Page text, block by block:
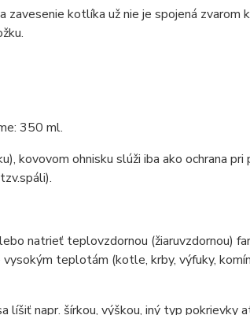
kotlíka už nie je spojená zvarom
350 ml.
kovovom ohnisku slúži iba ako ochrana pri
natrieť teplovzdornou (žiaruvzdornou)
teplotám (kotle, krby, výfuky,
líšiť napr. šírkou, výškou, iný typ pokrievky